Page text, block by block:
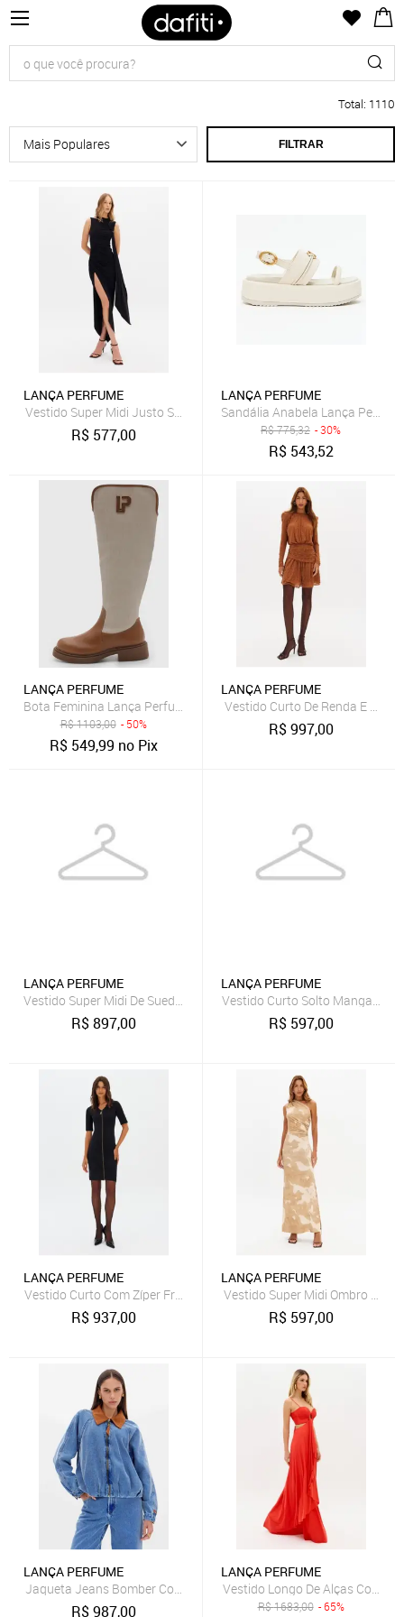
Total: 1110
FILTRAR
LANÇA PERFUME
Vestido Super Midi Justo Sem Manga Lança Perfume
R$ 577,00
LANÇA PERFUME
Sandália Anabela Lança
R$775,32 - 30%
R$ 543,52
LANÇA PERFUME
Bota Feminina Lança Perfume Cano Alto Couro Caramelo
R$1103,00 - 50%
R$ 549,99 no Pix
LANÇA PERFUME
Vestido Curto De Renda E
R$997,00
LANÇA PERFUME
Vestido Super Midi De Suede Lança Perfume
R$897,00
LANÇA PERFUME
Vestido Curto Solto Manga
R$ 597,00
LANÇA PERFUME
Vestido Curto Com Zíper Frontal Lança Perfume
R$937,00
LANÇA PERFUME
Vestido Super Midi Ombro
R$ 597,00
LANÇA PERFUME
Jaqueta Jeans Bomber Com Gola Lança Perfume
R$987,00
LANÇA PERFUME
Vestido Longo De Alças Com
R$1683,00 - 65%